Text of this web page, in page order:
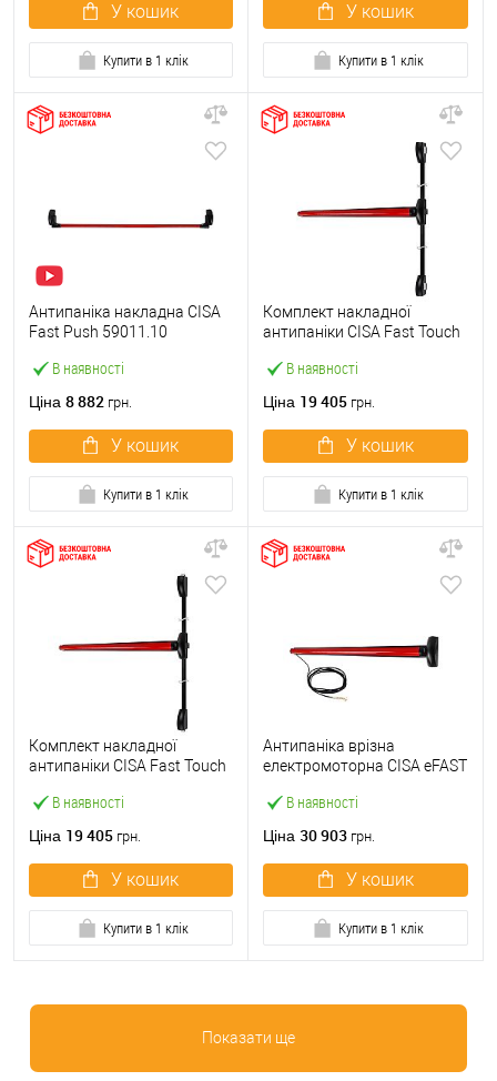
У кошик
Купити в 1 клік
У кошик
Купити в 1 клік
В наявності
Антипаніка накладна CISA
Fast Push 59011.10
штангою 1500 мм червона
Ціна 8 882 грн.
У кошик
Купити в 1 клік
В наявності
Комплект накладної
антипаніки CISA Fast Touch
точковий вбік червона
Ціна 19 405 грн.
У кошик
Купити в 1 клік
В наявності
Комплект накладної
антипаніки CISA Fast Touch
точковий вверх-вниз
Ціна 19 405 грн.
У кошик
Купити в 1 клік
В наявності
Антипаніка врізна
електромоторна CISA eFAST
Ціна 30 903 грн.
У кошик
Купити в 1 клік
Показати ще